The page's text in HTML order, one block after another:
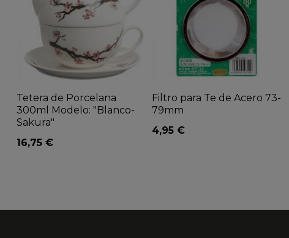
Tetera de Porcelana
300ml Modelo: "Blanco-
Sakura"
16,75 €
Filtro para Te de Acero 73-
79mm
4,95 €